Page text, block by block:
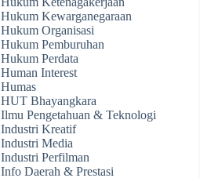
Hukum Kewarganegaraan
Hukum Organisasi
Hukum Pemburuhan
Hukum Perdata
Human Interest
Humas
HUT Bhayangkara
Ilmu Pengetahuan & Teknologi
Industri Kreatif
Industri Media
Industri Perfilman
Info Daerah & Prestasi